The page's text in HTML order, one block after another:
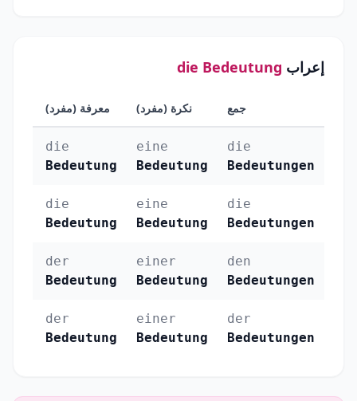
إعراب die Bedeutung
معرفة (مفرد) نكرة (مفرد) جمع
die
Bedeutung
eine
Bedeutung
die
Bedeutungen
die
Bedeutung
eine
Bedeutung
die
Bedeutungen
der
Bedeutung
einer
Bedeutung
den
Bedeutungen
der
Bedeutung
einer
Bedeutung
der
Bedeutungen